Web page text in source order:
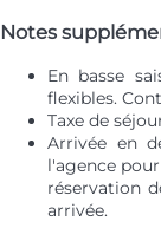
Notes
En basse
flexibles.
Taxe de
Arrivée en
l'agence
réservation
arrivée.